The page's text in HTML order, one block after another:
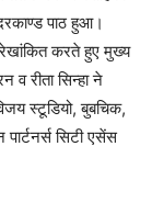
पाठ हुआ।
करते हुए मुख्य
व रीता सिन्हा ने
स्टूडियो, बुबचिक,
सिटी एसेंस